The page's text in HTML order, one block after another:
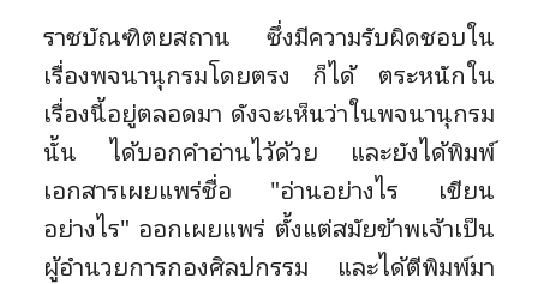
ราชบัณฑิตยสถาน ซึ่งมีความรับผิดชอบใน
เรื่องพจนานุกรมโดยตรง ก็ได้ ตระหนักใน
เรื่องนี้อยู่ตลอดมา ดังจะเห็นว่าในพจนานุกรม
นั้น ได้บอกคำอ่านไว้ด้วย และยังได้พิมพ์
เอกสารเผยแพร่ชื่อ "อ่านอย่างไร เขียน
อย่างไร" ออกเผยแพร่ ตั้งแต่สมัยข้าพเจ้าเป็น
ผู้อำนวยการกองศิลปกรรม และได้ตีพิมพ์มา